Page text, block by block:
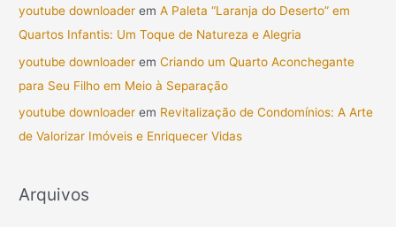
youtube downloader emA Paleta “Laranja do Deserto” em
Quartos Infantis: Um Toque de Natureza e Alegria
youtube downloader emCriando um Quarto Aconchegante
para Seu Filho em Meio à Separação
youtube downloader em Revitalização de Condomínios: A Arte
de Valorizar Imóveis e Enriquecer Vidas
Arquivos